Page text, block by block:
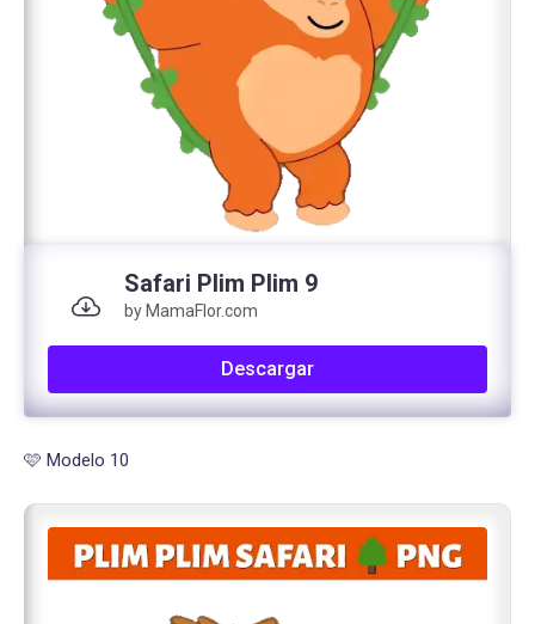
Safari Plim Plim 9
by MamaFlor.com
Descargar
🩷 Modelo 10